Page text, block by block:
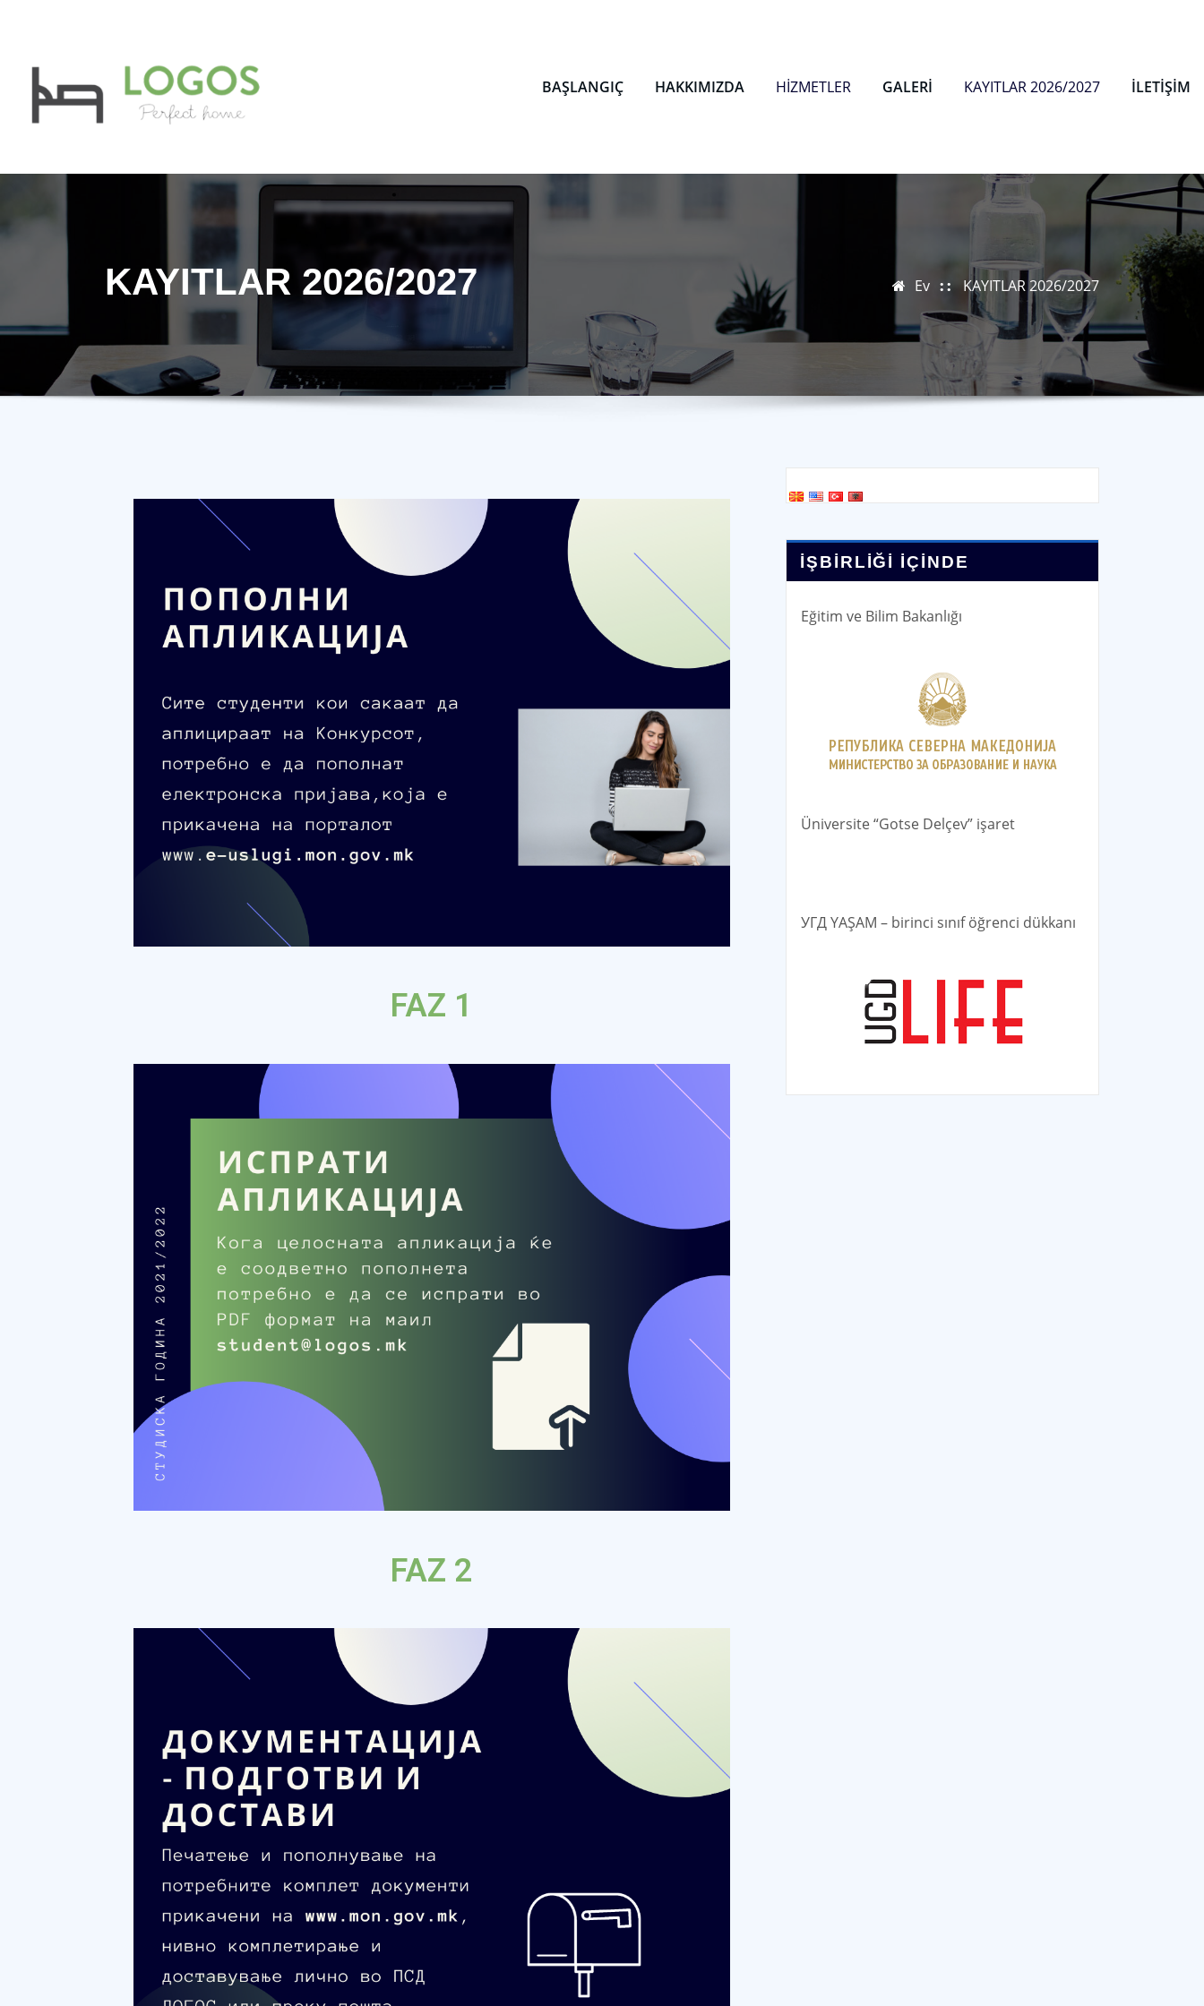
BAŞLANGIÇ
HAKKIMIZDA HİZMETLER GALERİ KAYITLAR 2026/2027 İLETİŞİM
KAYITLAR 2026/2027 Ev KAYITLAR 2026/2027
FAZ 1
FAZ 2
İŞBİRLİĞİ İÇİNDE
Eğitim ve Bilim Bakanlığı
Üniversite “Gotse Delçev” işaret
УГД YAŞAM – birinci sınıf öğrenci dükkanı